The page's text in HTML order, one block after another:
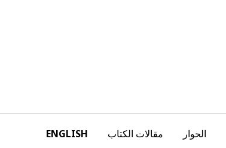
الحوار مقالات الكتاب ENGLISH